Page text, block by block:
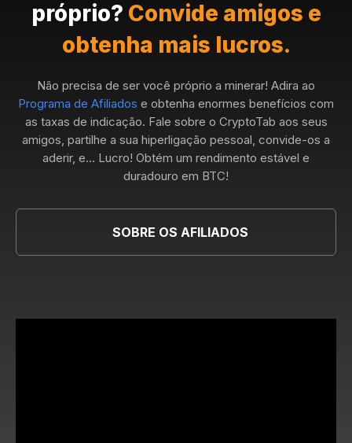
próprio? Convide amigos e
obtenha mais lucros.
Não precisa de ser você próprio a minerar! Adira ao
Programa de Afiliados e obtenha enormes benefícios com
as taxas de indicação. Fale sobre o CryptoTab aos seus
amigos, partilhe a sua hiperligação pessoal, convide-os a
aderir, e... Lucro! Obtém um rendimento estável e
duradouro em BTC!
SOBRE OS AFILIADOS